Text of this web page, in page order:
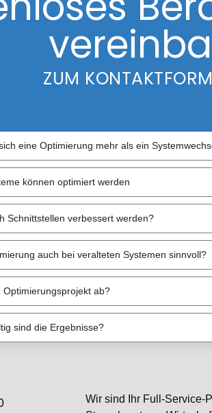
ZUM
eine Optimierung mehr als ein
können optimiert werden
Schnittstellen verbessert werden?
auch bei veralteten Systemen sinnvoll?
Optimierungsprojekt ab?
sind die Ergebnisse?
Wir sind Ihr Full-Service-